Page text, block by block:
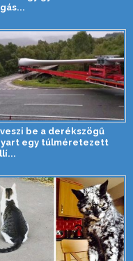
be a derékszögű
egy túlméretezett